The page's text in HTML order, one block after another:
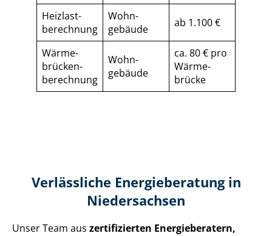
Heizlast­
berechnung
Wohn­
gebäude
ab 1.100 €
Wärme­
brücken­
berechnung
Wohn­
gebäude
ca. 80 € pro
Wärme­
brücke
Verlässliche Energieberatung in
Niedersachsen
Unser Team aus zertifizierten Energieberatern,